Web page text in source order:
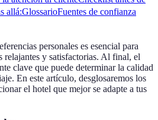
allá:GlossarioFuentes de confianza
personales es esencial para
relajantes y satisfactorias. Al final, el
clave que puede determinar la calidad
En este artículo, desglosaremos los
el hotel que mejor se adapte a tus